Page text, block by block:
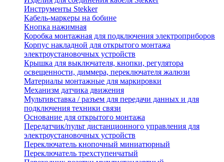
Инструменты Stekker
Кабель-маркеры на бобине
Кнопка нажимная
Коробка монтажная для подключения электроприборов
Корпус накладной для открытого монтажа
электроустановочных устройств
Крышка для выключателя, кнопки, регулятора
освещенности, диммера, переключателя жалюзи
Материалы монтажные для маркировки
Механизм датчика движения
Мультивставка / разъем для передачи данных и для
подключения техники связи
Основание для открытого монтажа
Передатчик/пульт дистанционного управления для
электроустановочных устройств
Переключатель кнопочный миниатюрный
Переключатель трехступенчатый